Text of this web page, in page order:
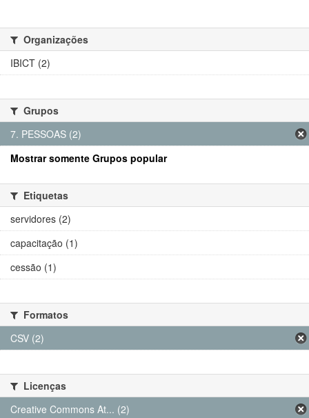
Organizações
IBICT (2)
Grupos
7. PESSOAS (2)
Mostrar somente Grupos popular
Etiquetas
servidores (2)
capacitação (1)
cessão (1)
Formatos
CSV (2)
Licenças
Creative Commons At... (2)